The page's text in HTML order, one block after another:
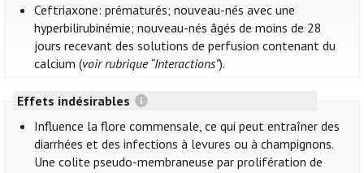
Ceftriaxone: prématurés; nouveau-nés avec une
hyperbilirubinémie; nouveau-nés âgés de moins de 28
jours recevant des solutions de perfusion contenant du
calcium (voir rubrique “Interactions”).
Effets indésirables
Influence la flore commensale, ce qui peut entraîner des
diarrhées et des infections à levures ou à champignons.
Une colite pseudo-membraneuse par prolifération de